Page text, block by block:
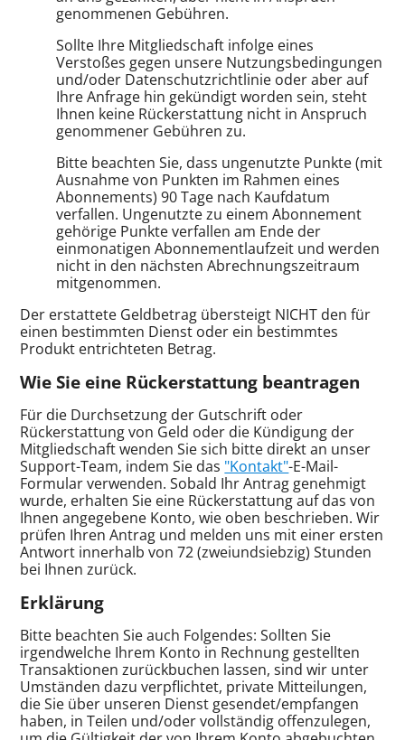
genommenen Gebühren.
Sollte Ihre Mitgliedschaft infolge eines
Verstoßes gegen unsere Nutzungsbedingungen
und/oder Datenschutzrichtlinie oder aber auf
Ihre Anfrage hin gekündigt worden sein, steht
Ihnen keine Rückerstattung nicht in Anspruch
genommener Gebühren zu.
Bitte beachten Sie, dass ungenutzte Punkte (mit
Ausnahme von Punkten im Rahmen eines
Abonnements) 90 Tage nach Kaufdatum
verfallen. Ungenutzte zu einem Abonnement
gehörige Punkte verfallen am Ende der
einmonatigen Abonnementlaufzeit und werden
nicht in den nächsten Abrechnungszeitraum
mitgenommen.
Der erstattete Geldbetrag übersteigt NICHT den für
einen bestimmten Dienst oder ein bestimmtes
Produkt entrichteten Betrag.
Wie Sie eine Rückerstattung beantragen
Für die Durchsetzung der Gutschrift oder
Rückerstattung von Geld oder die Kündigung der
Mitgliedschaft wenden Sie sich bitte direkt an unser
Support-Team, indem Sie das "Kontakt"-E-Mail-
Formular verwenden. Sobald Ihr Antrag genehmigt
wurde, erhalten Sie eine Rückerstattung auf das von
Ihnen angegebene Konto, wie oben beschrieben. Wir
prüfen Ihren Antrag und melden uns mit einer ersten
Antwort innerhalb von 72 (zweiundsiebzig) Stunden
bei Ihnen zurück.
Erklärung
Bitte beachten Sie auch Folgendes: Sollten Sie
irgendwelche Ihrem Konto in Rechnung gestellten
Transaktionen zurückbuchen lassen, sind wir unter
Umständen dazu verpflichtet, private Mitteilungen,
die Sie über unseren Dienst gesendet/empfangen
haben, in Teilen und/oder vollständig offenzulegen,